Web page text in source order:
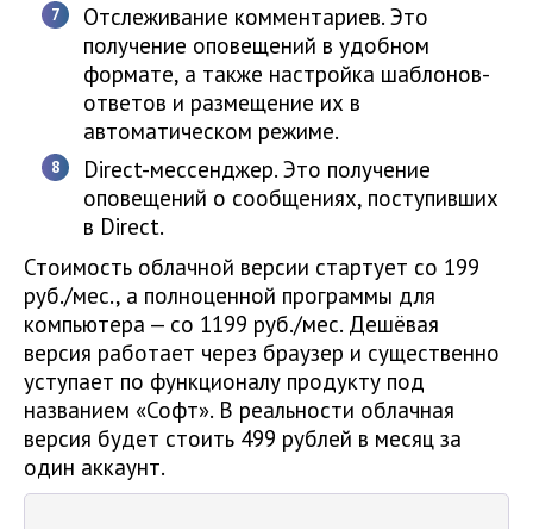
Отслеживание комментариев. Это
получение оповещений в удобном
формате, а также настройка шаблонов-
ответов и размещение их в
автоматическом режиме.
Direct-мессенджер. Это получение
оповещений о сообщениях, поступивших
в Direct.
Стоимость облачной версии стартует со 199
руб./мес., а полноценной программы для
компьютера — со 1199 руб./мес. Дешёвая
версия работает через браузер и существенно
уступает по функционалу продукту под
названием «Софт». В реальности облачная
версия будет стоить 499 рублей в месяц за
один аккаунт.